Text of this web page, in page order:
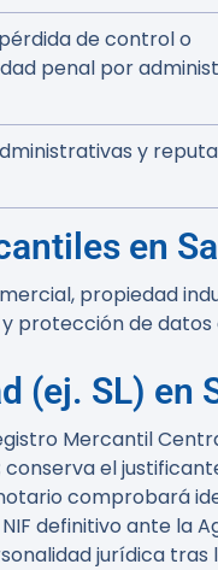
de control o
penal por
y
en
propiedad
protección de
SL) en
Mercantil
el
comprobará
definitivo ante la
jurídica